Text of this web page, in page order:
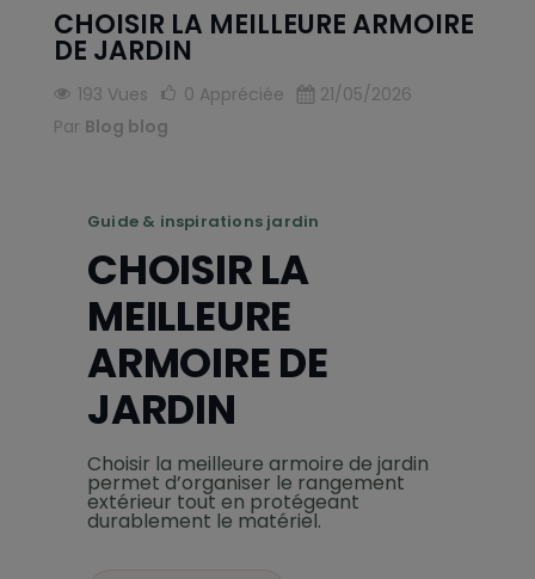
CHOISIR LA MEILLEURE ARMOIRE
DE JARDIN
193 Vues 0 Appréciée
21/05/2026
Par Blog blog
Guide & inspirations jardin
CHOISIR LA
MEILLEURE
ARMOIRE DE
JARDIN
Choisir la meilleure armoire de jardin
permet d’organiser le rangement
extérieur tout en protégeant
durablement le matériel.